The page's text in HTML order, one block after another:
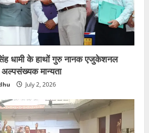
धामी के हाथों गुरु नानक एजुकेशनल
अल्पसंख्यक मान्यता
July 2, 2026